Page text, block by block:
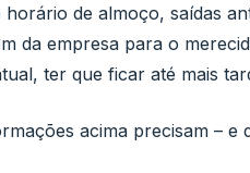
horário de almoço, saídas
da empresa para o
ter que ficar até mais
acima precisam –